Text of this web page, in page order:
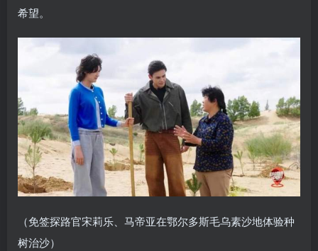
希望。
（免签探路官宋莉乐、马帝亚在鄂尔多斯毛乌素沙地体验种
树治沙）